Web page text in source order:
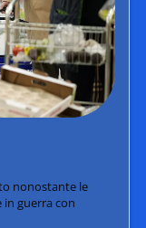
nonostante le
in guerra con